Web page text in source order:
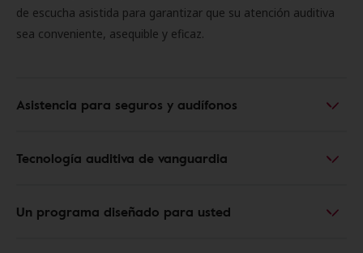
de escucha asistida para garantizar que su atención auditiva
sea conveniente, asequible y eficaz.
Asistencia para seguros y audífonos
Tecnología auditiva de vanguardia
Un programa diseñado para usted